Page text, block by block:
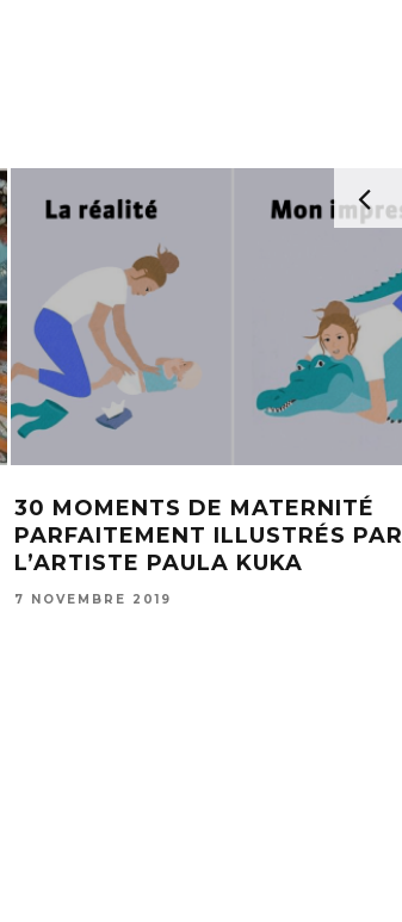
30 MOMENTS DE MATERNITÉ
PARFAITEMENT ILLUSTRÉS PAR
L’ARTISTE PAULA KUKA
7 NOVEMBRE 2019